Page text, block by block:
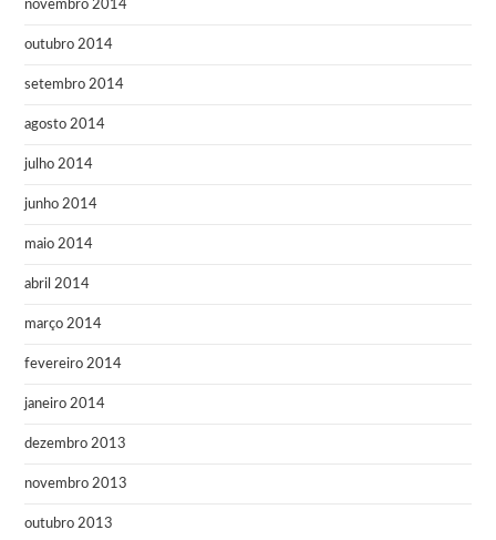
novembro 2014
outubro 2014
setembro 2014
agosto 2014
julho 2014
junho 2014
maio 2014
abril 2014
março 2014
fevereiro 2014
janeiro 2014
dezembro 2013
novembro 2013
outubro 2013